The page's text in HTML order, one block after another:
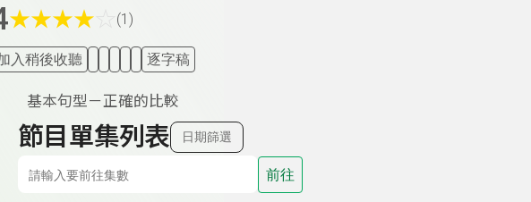
★★★★ (1)
入稍後收聽 逐字稿
基本句型－正確的比較
節目單集列表 日期篩選
前往